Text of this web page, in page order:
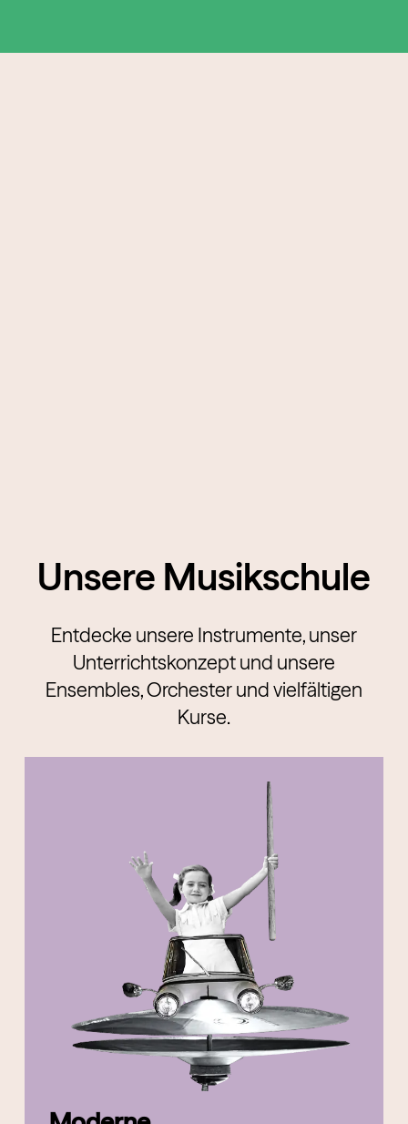
Unsere Musikschule
Entdecke unsere Instrumente, unser
Unterrichtskonzept und unsere
Ensembles, Orchester und vielfältigen
Kurse.